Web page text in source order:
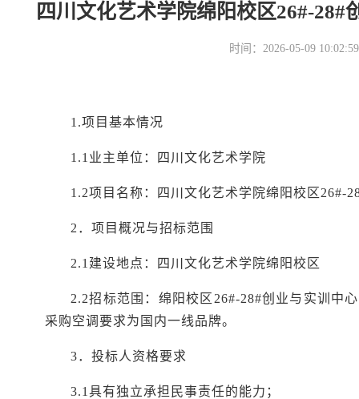
四川文化艺术学院绵阳校区26#-
时间：2026-05-09
1.项目基本情况
1.1业主单位：四川文化艺术学院
1.2项目名称： 四川文化艺术学院绵阳校区26#-
2．项目概况与招标范围
2.1建设地点：四川文化艺术学院绵阳校区
2.2招标范围： 绵阳校区 26#-28#创业与实训中
采购空调要求为国内一线品牌。
3．投标人资格要求
3.1具有独立承担民事责任的能力；